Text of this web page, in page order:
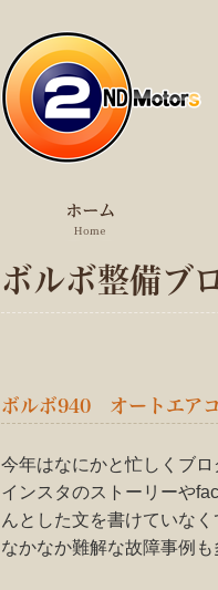
ボルボ整備ブ
ボルボ940 オートエア
今年はなにかと忙しくブロ
インスタのストーリーや
んとした文を書けていなく
なかなか難解な故障事例も